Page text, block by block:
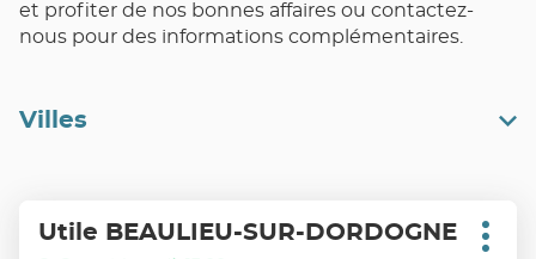
et profiter de nos bonnes affaires ou contactez-
nous pour des informations complémentaires.
Villes
surPoint
Utile BEAULIEU-SUR-DORDOGNE
Plus